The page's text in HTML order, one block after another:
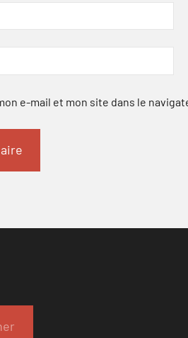
e-mail et mon site dans le